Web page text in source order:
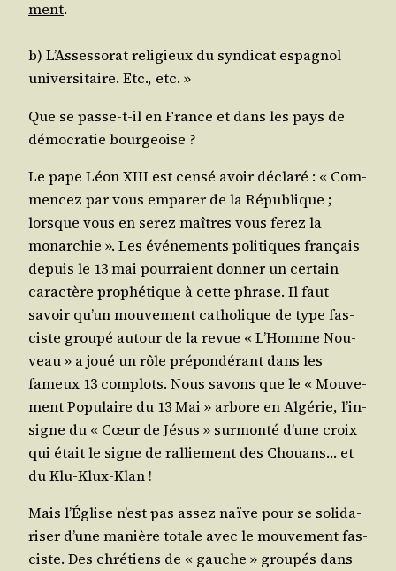
ment.
b) L’As­ses­so­rat reli­gieux du syn­di­cat espa­gnol
uni­ver­si­taire. Etc., etc. »
Que se passe-t-il en France et dans les pays de
démo­cra­tie bourgeoise ?
Le pape Léon XIII est cen­sé avoir décla­ré : « Com­
men­cez par vous empa­rer de la Répu­blique ;
lorsque vous en serez maîtres vous ferez la
monar­chie ». Les évé­ne­ments poli­tiques fran­çais
depuis le 13 mai pour­raient don­ner un cer­tain
carac­tère pro­phé­tique à cette phrase. Il faut
savoir qu’un mou­ve­ment catho­lique de type fas­
ciste grou­pé autour de la revue « L’Homme Nou­
veau » a joué un rôle pré­pon­dé­rant dans les
fameux 13 com­plots. Nous savons que le « Mou­ve­
ment Popu­laire du 13 Mai » arbore en Algé­rie, l’in­
signe du « Cœur de Jésus » sur­mon­té d’une croix
qui était le signe de ral­lie­ment des Chouans… et
du Klu-Klux-Klan !
Mais l’É­glise n’est pas assez naïve pour se soli­da­
ri­ser d’une manière totale avec le mou­ve­ment fas­
ciste. Des chré­tiens de « gauche » grou­pés dans